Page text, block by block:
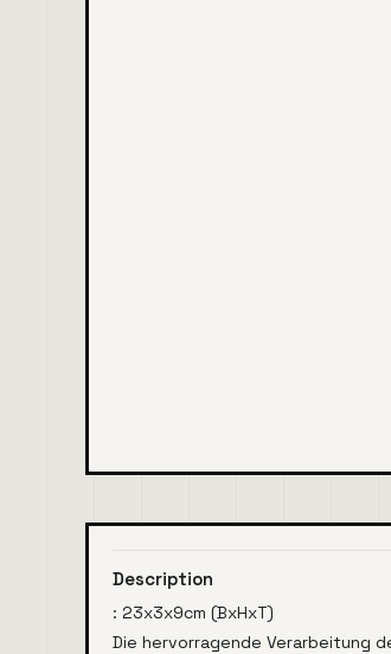
Description
: 23x3x9cm (BxHxT)
Die hervorragende Verarbeitung